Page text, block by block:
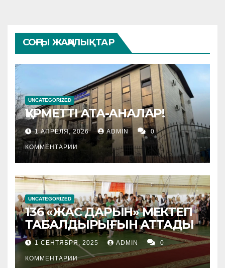
СОҢҒЫ ЖАҢАЛЫҚТАР
UNCATEGORIZED
ҚҰРМЕТТІ АТА-АНАЛАР!
1 АПРЕЛЯ, 2026 ADMIN 0
КОММЕНТАРИИ
UNCATEGORIZED
136 «ЖАС ДАРЫН» МЕКТЕП
ТАБАЛДЫРЫҒЫН АТТАДЫ
1 СЕНТЯБРЯ, 2025 ADMIN 0
КОММЕНТАРИИ